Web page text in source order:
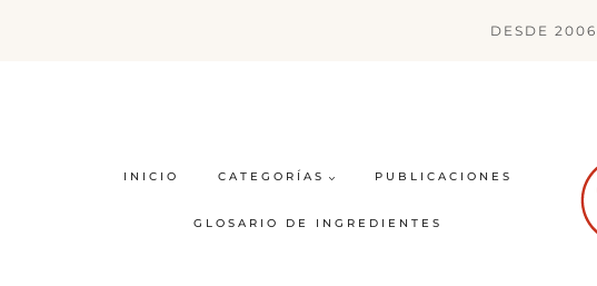
DESDE
INICIO CATEGORÍAS PUBLICACIONES
GLOSARIO DE INGREDIENTES